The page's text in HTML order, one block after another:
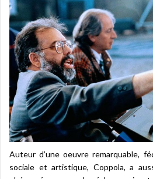
Auteur d’une oeuvre remarquable,
sociale et artistique, Coppola, a